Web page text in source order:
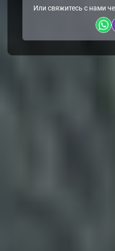
Или свяжитесь с нами